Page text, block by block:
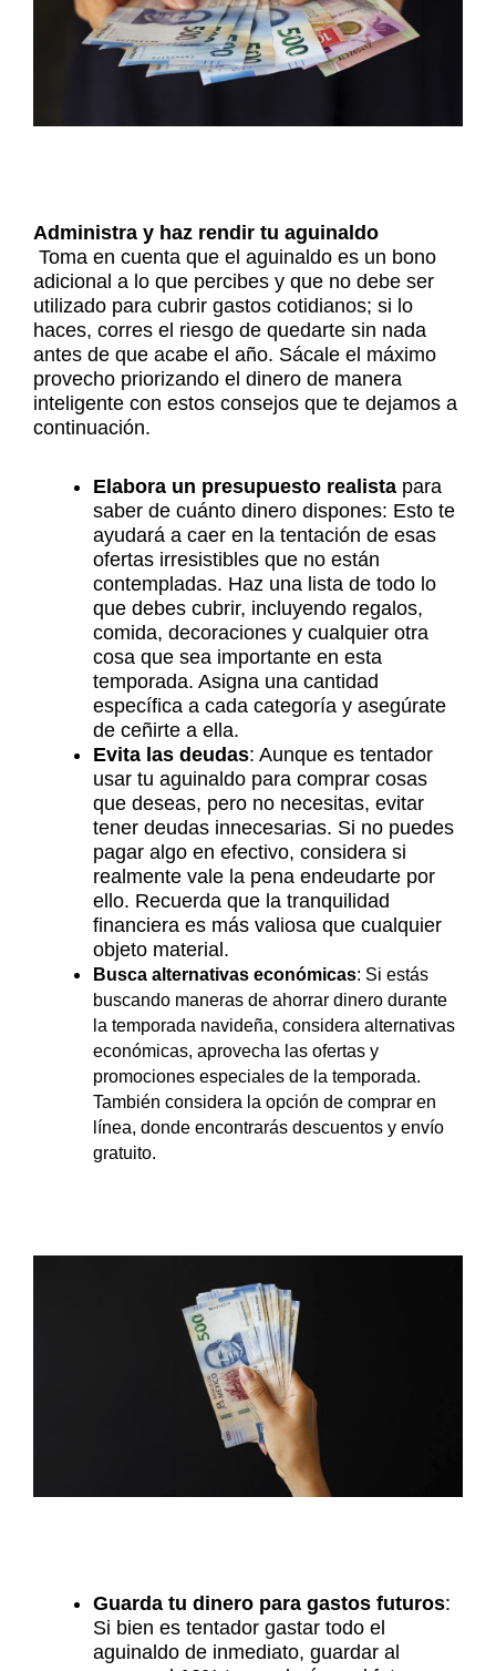
Administra y haz rendir tu aguinaldo
Toma en cuenta que el aguinaldo es un bono
adicional a lo que percibes y que no debe ser
utilizado para cubrir gastos cotidianos; si lo
haces, corres el riesgo de quedarte sin nada
antes de que acabe el año. Sácale el máximo
provecho priorizando el dinero de manera
inteligente con estos consejos que te dejamos a
continuación.
Elabora un presupuesto realista para
saber de cuánto dinero dispones: Esto te
ayudará a caer en la tentación de esas
ofertas irresistibles que no están
contempladas. Haz una lista de todo lo
que debes cubrir, incluyendo regalos,
comida, decoraciones y cualquier otra
cosa que sea importante en esta
temporada. Asigna una cantidad
específica a cada categoría y asegúrate
de ceñirte a ella.
Evita las deudas: Aunque es tentador
usar tu aguinaldo para comprar cosas
que deseas, pero no necesitas, evitar
tener deudas innecesarias. Si no puedes
pagar algo en efectivo, considera si
realmente vale la pena endeudarte por
ello. Recuerda que la tranquilidad
financiera es más valiosa que cualquier
objeto material.
Busca alternativas económicas: Si estás
buscando maneras de ahorrar dinero durante
la temporada navideña, considera alternativas
económicas, aprovecha las ofertas y
promociones especiales de la temporada.
También considera la opción de comprar en
línea, donde encontrarás descuentos y envío
gratuito.
Guarda tu dinero para gastos futuros:
Si bien es tentador gastar todo el
aguinaldo de inmediato, guardar al